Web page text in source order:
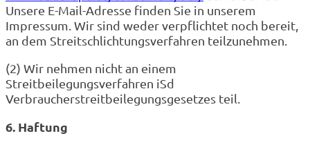
Unsere E-Mail-Adresse finden Sie in unserem
Impressum. Wir sind weder verpflichtet noch bereit,
an dem Streitschlichtungsverfahren teilzunehmen.
(2) Wir nehmen nicht an einem
Streitbeilegungsverfahren iSd
Verbraucherstreitbeilegungsgesetzes teil.
6. Haftung